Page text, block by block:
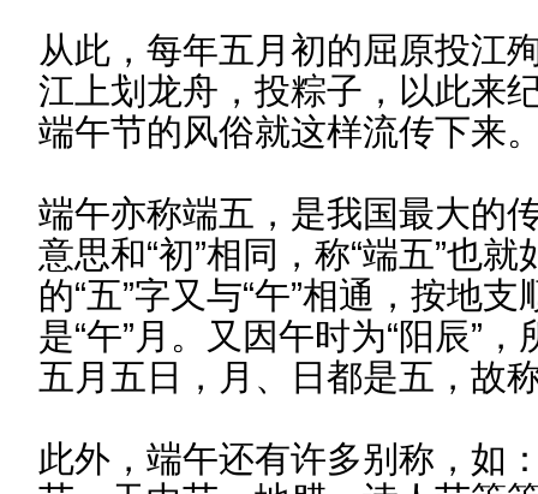
从此，每年五月初的屈原投江
江上划龙舟，投粽子，以此来
端午节的风俗就这样流传下来
端午亦称端五，是我国最大的
意思和“初”相同，称“端五”也就
的“五”字又与“午”相通，按地
是“午”月。又因午时为“阳辰”
五月五日，月、日都是五，故
此外，端午还有许多别称，如